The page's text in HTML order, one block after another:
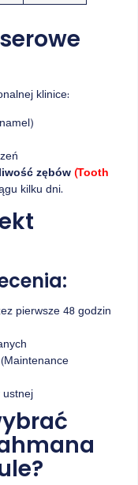
klinice:
zębów(Tooth
kilku dni.
pierwsze 48 godzin